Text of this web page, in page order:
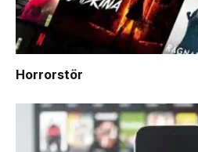
Horrorstör